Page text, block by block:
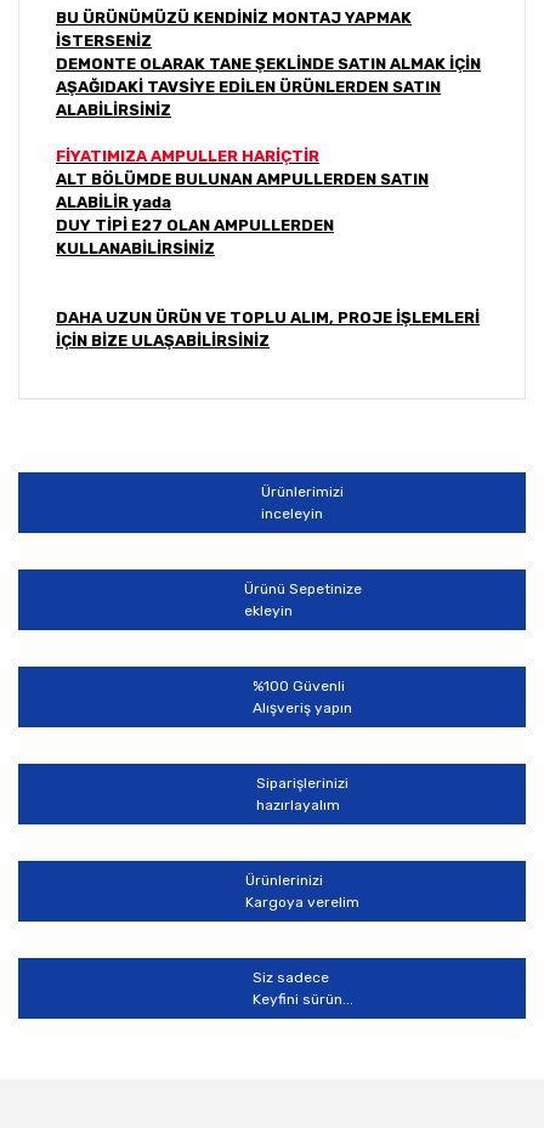
BU ÜRÜNÜMÜZÜ KENDİNİZ MONTAJ YAPMAK
İSTERSENİZ
DEMONTE OLARAK TANE ŞEKLİNDE SATIN ALMAK İÇİN
AŞAĞIDAKİ TAVSİYE EDİLEN ÜRÜNLERDEN SATIN
ALABİLİRSİNİZ
FİYATIMIZA AMPULLER HARİÇTİR
ALT BÖLÜMDE BULUNAN AMPULLERDEN SATIN
ALABİLİR yada
DUY TİPİ E27 OLAN AMPULLERDEN
KULLANABİLİRSİNİZ
DAHA UZUN ÜRÜN VE TOPLU ALIM, PROJE İŞLEMLERİ
İÇİN BİZE ULAŞABİLİRSİNİZ
Yorum Yaz
Bu ürünün fiyat bilgisi, resim, ürün açıklamalarında ve
Görüş ve önerileriniz için teşekkür ederiz.
Ürün resmi kalitesiz, bozuk veya görüntülenemiyor.
Ürün açıklamasında eksik bilgiler bulunuyor.
Ürün bilgilerinde hatalar bulunuyor.
Ürün fiyatı diğer sitelerden daha pahalı.
Bu ürüne benzer farklı alternatifler olmalı.
Gönder
Ürünlerimizi
inceleyin
Ürünü Sepetinize
ekleyin
%100 Güvenli
Alışveriş yapın
Siparişlerinizi
hazırlayalım
Ürünlerinizi
Kargoya verelim
Siz sadece
Keyfini sürün...